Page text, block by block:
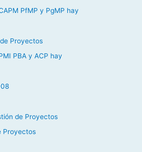
PfMP y PgMP hay
Proyectos
PBA y ACP hay
de Proyectos
Proyectos